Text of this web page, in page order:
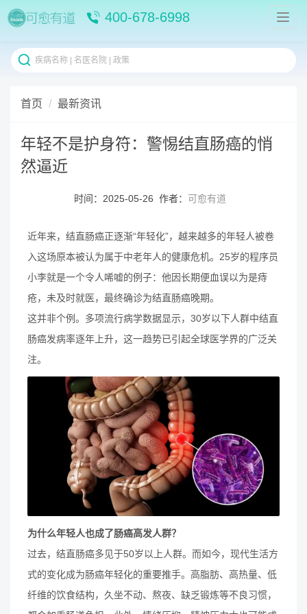
400-678-6998
首页 最新资讯
年轻不是护身符：警惕结直肠癌的悄
然逼近
时间：2025-05-26 作者： 可愈有道
近年来，结直肠癌正逐渐“年轻化”，越来越多的年轻人被卷
入这场原本被认为属于中老年人的健康危机。25岁的程序员
小李就是一个令人唏嘘的例子：他因长期便血误以为是痔
疮，未及时就医，最终确诊为结直肠癌晚期。
这并非个例。多项流行病学数据显示，30岁以下人群中结直
肠癌发病率逐年上升，这一趋势已引起全球医学界的广泛关
注。
为什么年轻人也成了肠癌高发人群？
过去，结直肠癌多见于50岁以上人群。而如今，现代生活方
式的变化成为肠癌年轻化的重要推手。高脂肪、高热量、低
纤维的饮食结构，久坐不动、熬夜、缺乏锻炼等不良习惯，